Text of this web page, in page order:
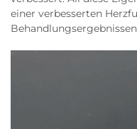
einer verbesserten